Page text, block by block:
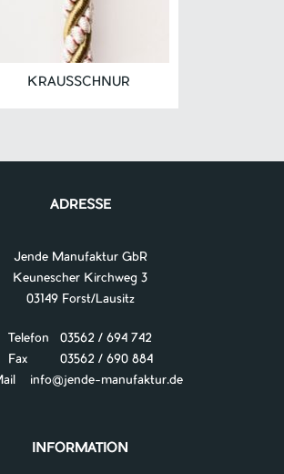
KRAUSSCHNUR
ADRESSE
Jende Manufaktur GbR
Keunescher Kirchweg 3
03149 Forst/Lausitz
Telefon 03562 / 694 742
Fax 03562 / 690 884
info@jende-manufaktur.de
INFORMATION